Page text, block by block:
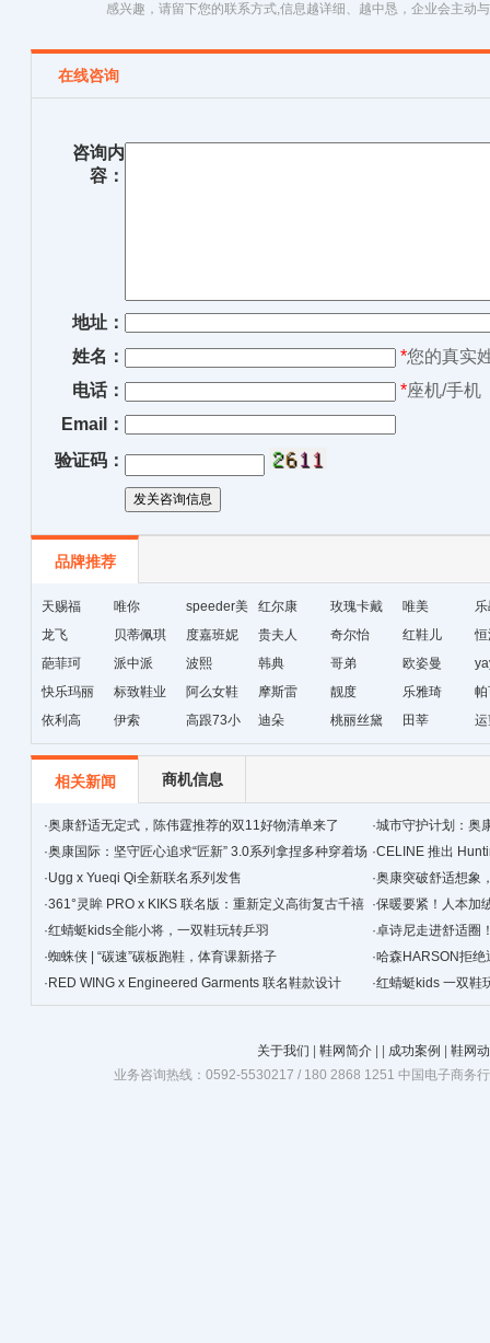
感兴趣，请留下您的联系方式,信息越详细、越中恳，企业会主动
在线咨询
咨询内
容：
地址：
姓名：
*您的真实
电话：
*座机/手机
Email：
验证码：
品牌推荐
天赐福 唯你
speeder美
国暴龙
红尔康
玫瑰卡戴
尔
唯美
龙飞
贝蒂佩琪 度嘉班妮 贵夫人 奇尔怡 红鞋儿
葩菲珂
派中派 波熙 韩典 哥弟 欧姿曼
快乐玛丽
标致鞋业 阿么女鞋 摩斯雷 靓度 乐雅琦
依利高
伊索
高跟73小
时
迪朵 桃丽丝黛 田莘
相关新闻 商机信息
·奥康舒适无定式，陈伟霆推荐的双11好物清单来了 ·城市守护计划：奥
·奥康国际：坚守匠心追求“匠新” 3.0系列拿捏多种穿着场
景
·CELINE 推出
·Ugg x Yueqi Qi全新联名系列发售 ·奥康突破舒适想象
·361°灵眸 PRO x KIKS 联名版：重新定义高街复古千禧
跑鞋
·保暖要紧！人本加
·红蜻蜓kids全能小将，一双鞋玩转乒羽 ·卓诗尼走进舒适圈
·蜘蛛侠 | “碳速”碳板跑鞋，体育课新搭子 ·哈森HARSON拒绝
· RED WING x Engineered Garments 联名鞋款设计 ·红蜻蜓kids 一双鞋
关于我们 鞋网简介 成功案例
鞋网
业务咨询热线：0592-5530217 / 180 2868 1251 中国电子商务